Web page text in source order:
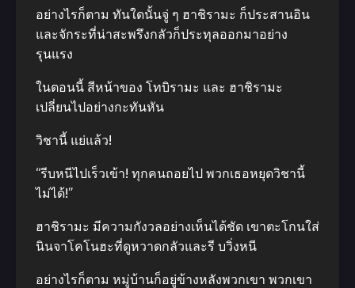
อย่างไรก็ตาม ทันใดนั้นจู่ ๆ ฮาชิรามะ ก็ประสานอิน
และจักระที่น่าสะพรึงกลัวก็ประทุลออกมาอย่าง
รุนแรง
ในตอนนี้ สีหน้าของ โทบิรามะ และ ฮาชิรามะ
เปลี่ยนไปอย่างกะทันหัน
วิชานี้ แย่แล้ว!
“รีบหนีไปเร็วเข้า! ทุกคนถอยไป พวกเธอหยุดวิชานี้
ไม่ได้!”
ฮาชิรามะ มีความกังวลอย่างเห็นได้ชัด เขาตะโกนใส่
นินจาโคโนฮะที่ดูหวาดกลัวและรี บวิ่งหนี
อย่างไรก็ตาม หมู่บ้านก็อยู่ข้างหลังพวกเขา พวกเขา